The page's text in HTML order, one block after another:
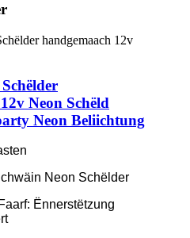
Neon Schëld
Neon Beliichtung
Neon Schëlder
Ënnerstëtzung